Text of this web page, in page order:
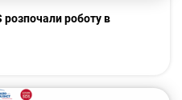
роботу в